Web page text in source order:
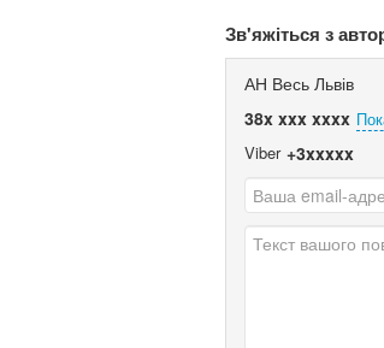
Зв'яжіться з
АН Весь Львів
38x xxx xxxx
Viber +3xxxxx